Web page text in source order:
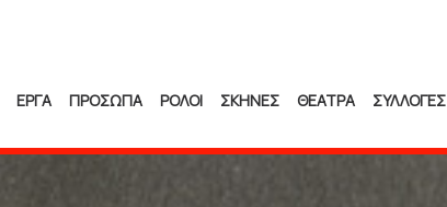
ΕΡΓΑ ΠΡΟΣΩΠΑ ΡΟΛΟΙ ΣΚΗΝΕΣ ΘΕΑΤΡΑ ΣΥΛΛΟΓΈΣ